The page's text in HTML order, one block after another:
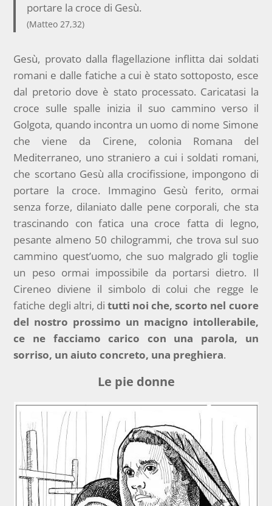
portare la croce di Gesù.
(Matteo 27,32)
Gesù, provato dalla flagellazione inflitta dai soldati
romani e dalle fatiche a cui è stato sottoposto, esce
dal pretorio dove è stato processato. Caricatasi la
croce sulle spalle inizia il suo cammino verso il
Golgota, quando incontra un uomo di nome Simone
che viene da Cirene, colonia Romana del
Mediterraneo, uno straniero a cui i soldati romani,
che scortano Gesù alla crocifissione, impongono di
portare la croce. Immagino Gesù ferito, ormai
senza forze, dilaniato dalle pene corporali, che sta
trascinando con fatica una croce fatta di legno,
pesante almeno 50 chilogrammi, che trova sul suo
cammino quest’uomo, che suo malgrado gli toglie
un peso ormai impossibile da portarsi dietro. Il
Cireneo diviene il simbolo di colui che regge le
fatiche degli altri, di tutti noi che, scorto nel cuore
del nostro prossimo un macigno intollerabile,
ce ne facciamo carico con una parola, un
sorriso, un aiuto concreto, una preghiera.
Le pie donne